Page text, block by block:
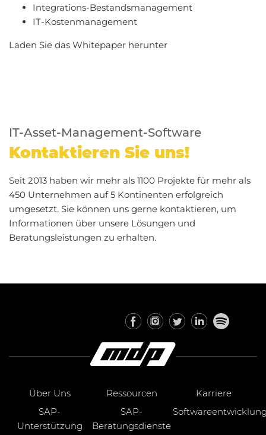
Integrations-Bestandsmanagement
IT-Kostenmanagement
Laden Sie das Whitepaper herunter
IT-Asset-Management-Software
Kontaktieren Sie uns!
Seit 2013 haben wir mehr als 1100 Projekte für mehr als
450 Unternehmen auf 5 Kontinenten erfolgreich
umgesetzt. Sie können uns gerne kontaktieren, um
Informationen über unsere Lösungen und
Beratungsleistungen zu erhalten.
Über Uns Ressourcen
Karriere
SAP-
Unterstützung
SAP-
Beratungsdienste